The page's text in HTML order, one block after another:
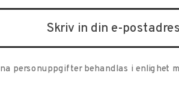
personuppgifter behandlas i enlighet